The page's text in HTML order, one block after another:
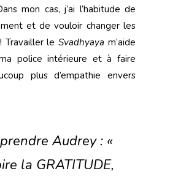
mon cas, j’ai l’habitude de
et de vouloir changer les
Travailler leSvadhyaya m’aide
police intérieure et à faire
plus d’empathie envers
Audrey : «
la GRATITUDE,